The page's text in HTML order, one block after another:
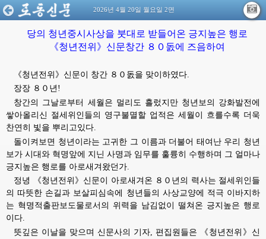
2026년 4월 20일 월요일 2면
당의 청년중시사상을 붓대로 받들어온 긍지높은 행로
《청년전위》신문창간 ８０돐에 즈음하여
《청년전위》신문이 창간 ８０돐을 맞이하였다.
장장 ８０년!
창간의 그날로부터 세월은 멀리도 흘렀지만 청년보의 강화발전에
쌓아올리신 절세위인들의 영구불멸할 업적은 세월이 흐를수록 더욱
찬연히 빛을 뿌리고있다.
돌이켜보면 청년이라는 고귀한 그 이름과 더불어 태여난 우리 청년
보가 시대와 혁명앞에 지닌 사명과 임무를 훌륭히 수행하며 그 얼마나
긍지높은 행로를 아로새겨왔던가.
정녕 《청년전위》신문이 아로새겨온 ８０년의 력사는 절세위인들
의 따뜻한 손길과 보살피심속에 청년들의 사상교양에 적극 이바지하
는 혁명적출판보도물로서의 위력을 남김없이 떨쳐온 긍지높은 행로
이다.
뜻깊은 이날을 맞으며 신문사의 기자, 편집원들은 《청년전위》신